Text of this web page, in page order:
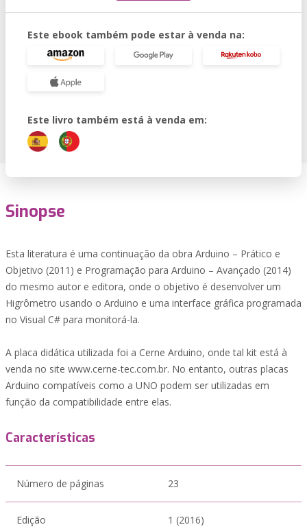
Este ebook também pode estar à venda na:
Este livro também está à venda em:
Sinopse
Esta literatura é uma continuação da obra Arduino – Prático e
Objetivo (2011) e Programação para Arduino – Avançado (2014)
do mesmo autor e editora, onde o objetivo é desenvolver um
Higrômetro usando o Arduino e uma interface gráfica programada
no Visual C# para monitorá-la.
A placa didática utilizada foi a Cerne Arduino, onde tal kit está à
venda no site www.cerne-tec.com.br. No entanto, outras placas
Arduino compatíveis como a UNO podem ser utilizadas em
função da compatibilidade entre elas.
Características
Número de páginas 23
Edição 1 (2016)